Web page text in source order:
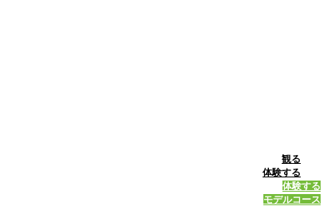
観る
体験する
体験する
モデルコース